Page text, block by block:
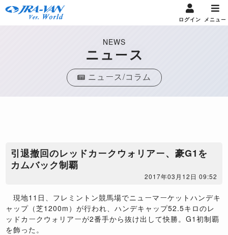
ログイン メニュー
NEWS
ニュース
ニュース/コラム
引退撤回のレッドカークウォリアー、豪G1を
カムバック制覇
2017年03月12日 09:52
現地11日、フレミントン競馬場でニューマーケットハンデキ
ャップ（芝1200m）が行われ、ハンデキャップ52.5キロのレ
ッドカークウォリアーが2番手から抜け出して快勝。G1初制覇
を飾った。